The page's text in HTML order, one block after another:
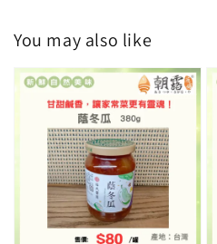
You may also like